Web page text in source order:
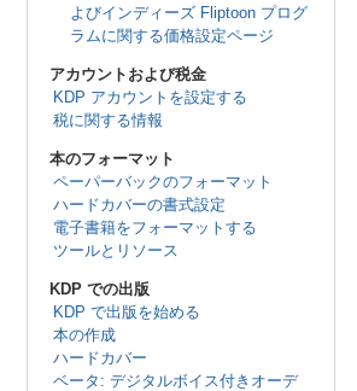
よびインディーズ Fliptoon プログ
ラムに関する価格設定ページ
アカウントおよび税金
KDP アカウントを設定する
税に関する情報
本のフォーマット
ペーパーバックのフォーマット
ハードカバーの書式設定
電子書籍をフォーマットする
ツールとリソース
KDP での出版
KDP で出版を始める
本の作成
ハードカバー
ベータ: デジタルボイス付きオーデ